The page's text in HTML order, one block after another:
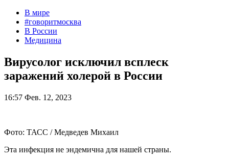
В мире
#говоритмосква
В России
Медицина
Вирусолог исключил всплеск
заражений холерой в России
16:57 Фев. 12, 2023
Фото: ТАСС / Медведев Михаил
Эта инфекция не эндемична для нашей страны.